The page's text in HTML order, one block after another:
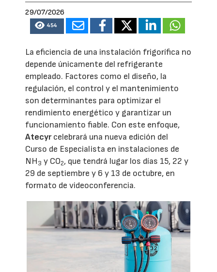
29/07/2026
454
La eficiencia de una instalación frigorífica no
depende únicamente del refrigerante
empleado. Factores como el diseño, la
regulación, el control y el mantenimiento
son determinantes para optimizar el
rendimiento energético y garantizar un
funcionamiento fiable. Con este enfoque,
Atecyrcelebrará una nueva edición del
Curso de Especialista en instalaciones de
NH3 y CO2, que tendrá lugar los días 15, 22 y
29 de septiembre y 6 y 13 de octubre, en
formato de videoconferencia.